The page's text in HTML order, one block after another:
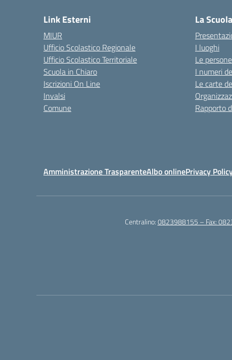
Link Esterni
MIUR
Ufficio Scolastico Regionale
Ufficio Scolastico Territoriale
Scuola in Chiaro
Iscrizioni On Line
Invalsi
Comune
La Scuola
I luoghi
Le persone
I numeri
Le carte
Rapporto
Amministrazione TrasparenteAlbo onlinePrivacy
Centralino:0823988155 – Fax: